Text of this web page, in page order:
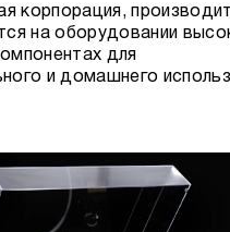
компаниями. Широко
оснащения
саундбаров
Spectral и т.д.
корпорация,
на оборудовании
для
и домашнего